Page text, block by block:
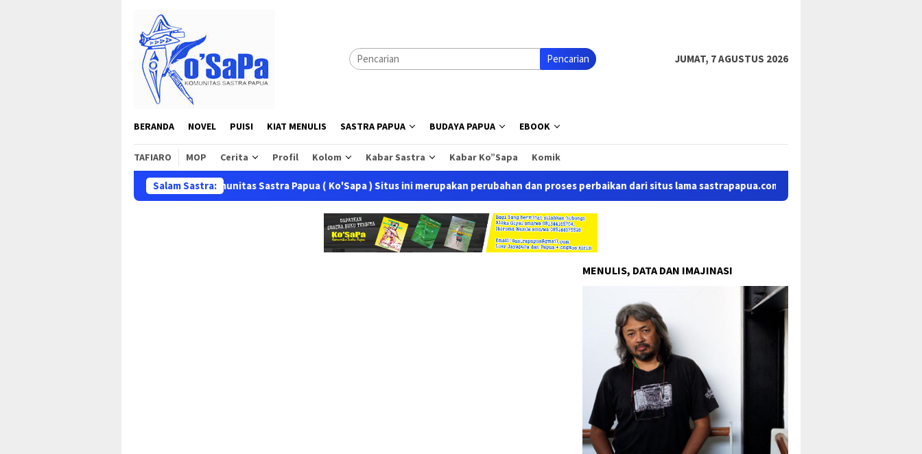
konten
Pencarian JUMAT, 7 AGUSTUS 2026
BERANDA NOVEL PUISI KIAT MENULIS SASTRA PAPUA BUDAYA PAPUA EBOOK
TAFIARO MOP Cerita Profil Kolom Kabar Sastra Kabar Ko”Sapa Komik
Salam Sastra:
Selamat datang di situs resmi Komunitas Sastra Papua ( Ko'Sapa ) Situs ini merupakan perubahan dan proses perbaikan dari situs lama sastrapapua.com. Kiranya pembaca selalu mengikuti
MENULIS, DATA DAN IMAJINASI